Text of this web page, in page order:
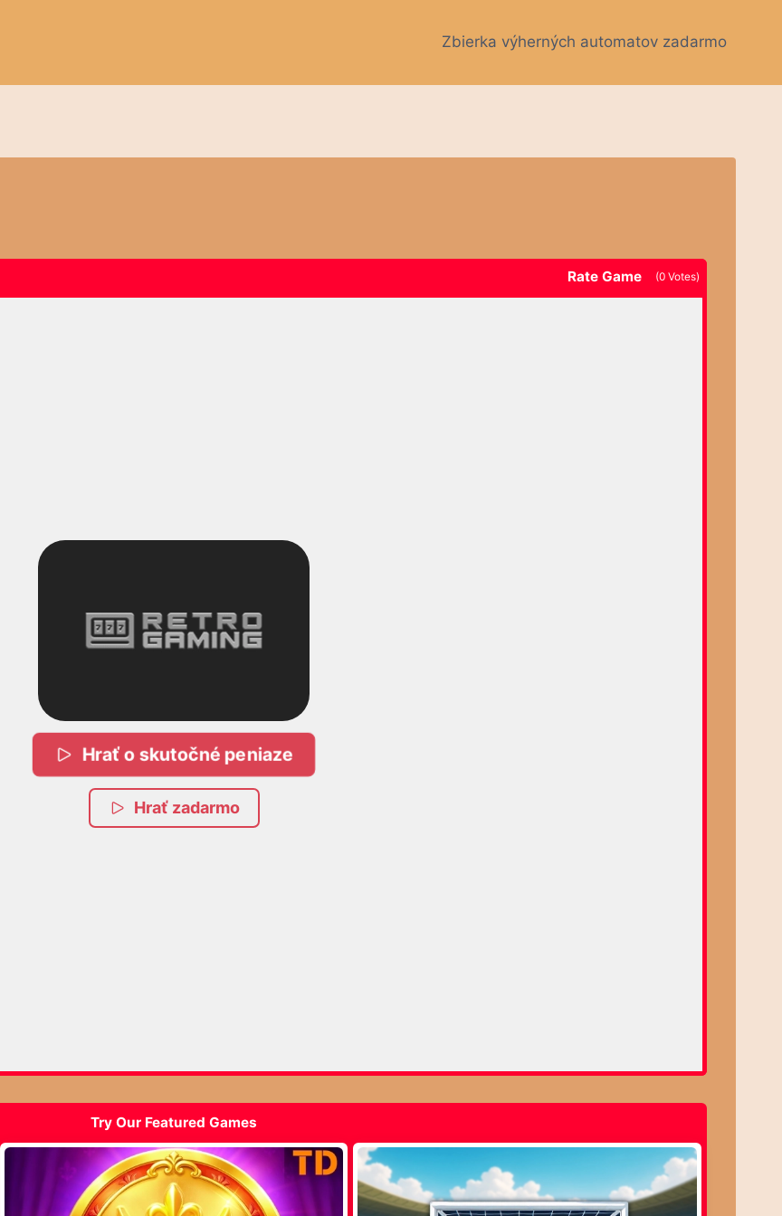
Zbierka výherných automatov zadarmo
Rate Game (0 Votes)
Hrať o skutočné peniaze
Hrať zadarmo
Try Our Featured Games